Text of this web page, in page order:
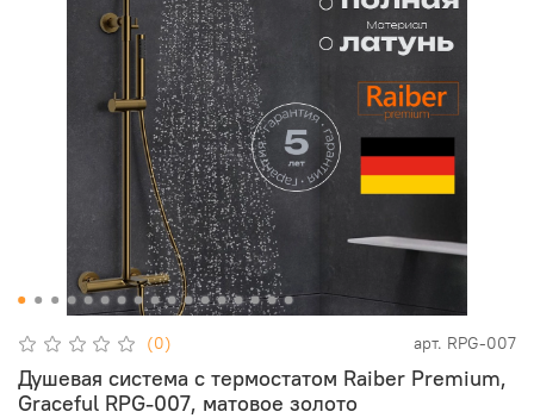
(0) арт. RPG-007
Душевая система с термостатом Raiber Premium,
Graceful RPG-007, матовое золото